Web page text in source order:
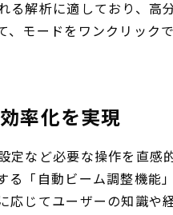
解析に適しており、
、モードをワンクリッ
率化を実現
など必要な操作を直感
「自動ビーム調整機能
じてユーザーの知識や